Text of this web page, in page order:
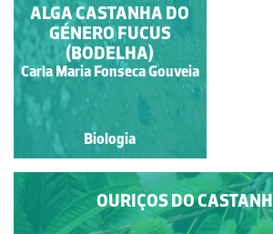
FLORES DO
CASTANHEIRO
Jose Pissarra
Biologia
OURIÇOS DO
ALGA CASTANHA DO
GÉNERO FUCUS
(BODELHA)
Carla Maria Fonseca Gouveia
Biologia